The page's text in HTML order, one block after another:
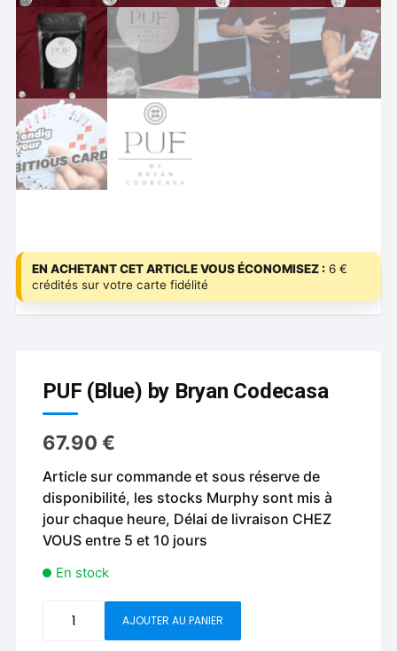
EN ACHETANT CET ARTICLE VOUS ÉCONOMISEZ : 6 €
crédités sur votre carte fidélité
PUF (Blue) by Bryan Codecasa
67.90€
Article sur commande et sous réserve de
disponibilité, les stocks Murphy sont mis à
jour chaque heure, Délai de livraison CHEZ
VOUS entre 5 et 10 jours
En stock
AJOUTER AU PANIER